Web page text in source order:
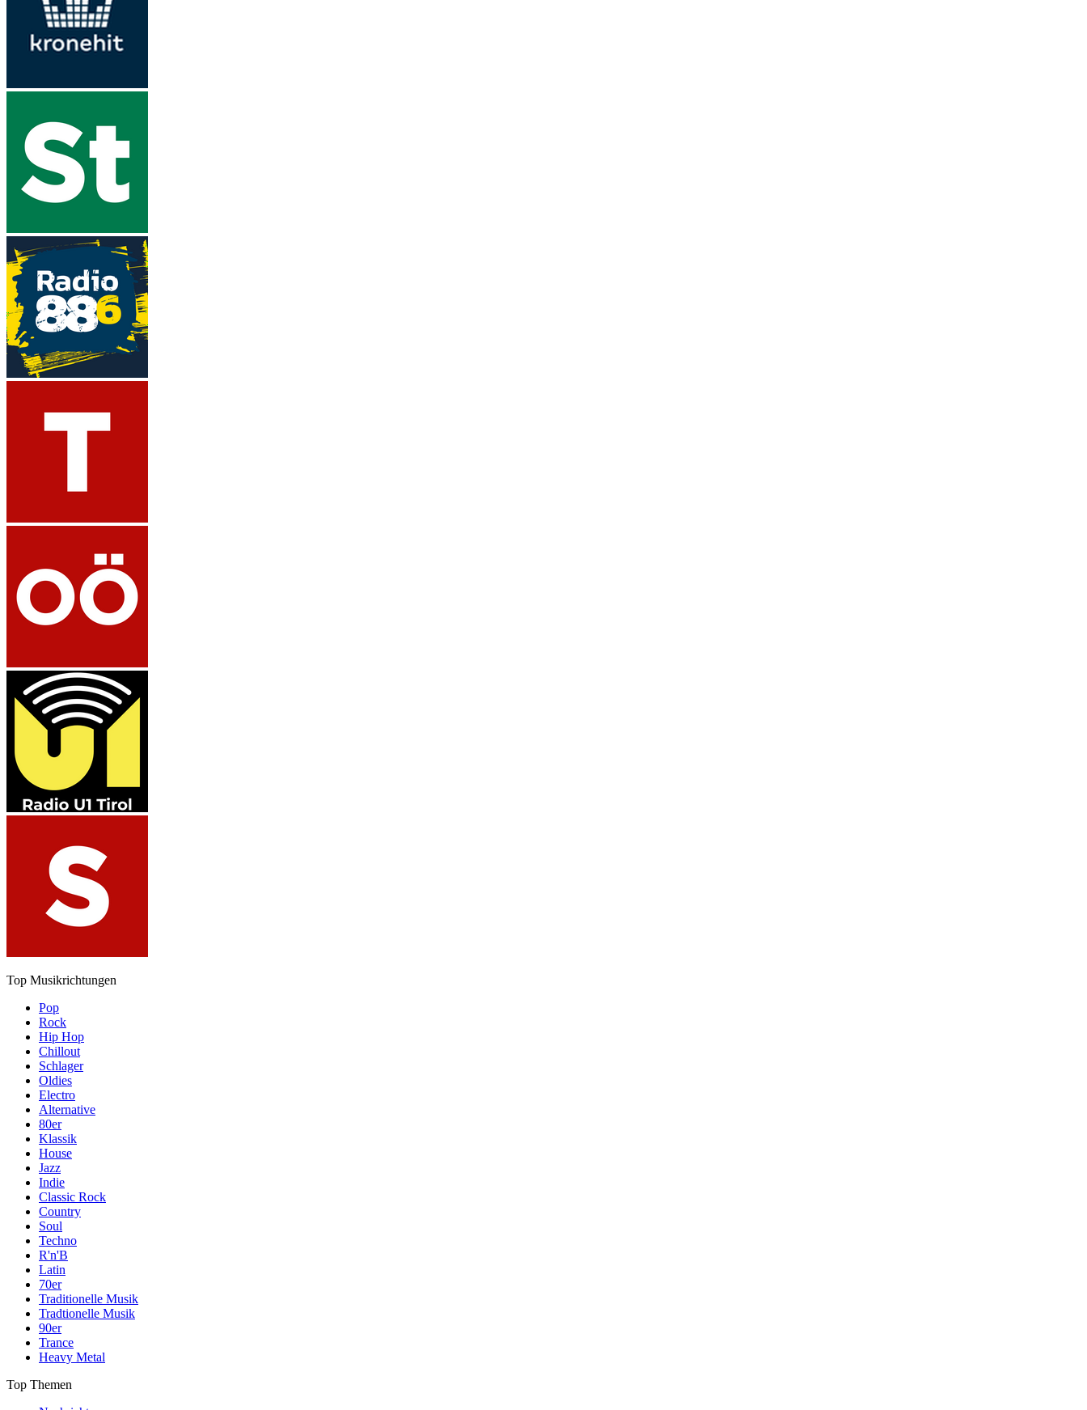
Top Musikrichtungen
Pop
Rock
Hip Hop
Chillout
Schlager
Oldies
Electro
Alternative
80er
Klassik
House
Jazz
Indie
Classic Rock
Country
Soul
Techno
R'n'B
Latin
70er
Traditionelle Musik
Tradtionelle Musik
90er
Trance
Heavy Metal
Top Themen